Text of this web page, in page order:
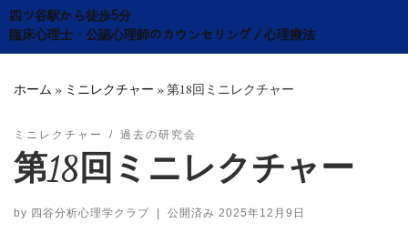
Skip
to
content
四ツ谷駅から徒歩5分
臨床心理士・公認心理師のカウンセリング／心理療法
ホーム » ミニレクチャー »第18回ミニレクチャー
ミニレクチャー 過去の研究会
第18回ミニレクチャー
by 四谷分析心理学クラブ 公開済み 2025年12月9日